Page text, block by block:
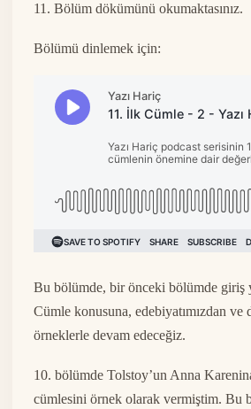
11. Bölüm dökümünü okumaktasınız.
Bölümü dinlemek için:
Bu bölümde, bir önceki bölümde giriş
Cümle konusuna, edebiyatımızdan ve
örneklerle devam edeceğiz.
10. bölümde Tolstoy’un Anna
cümlesini örnek olarak vermiştim. Bu